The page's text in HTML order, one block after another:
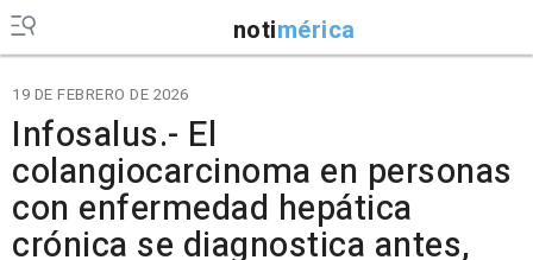
notimérica
19 DE FEBRERO DE 2026
Infosalus.- El
colangiocarcinoma en personas
con enfermedad hepática
crónica se diagnostica antes,